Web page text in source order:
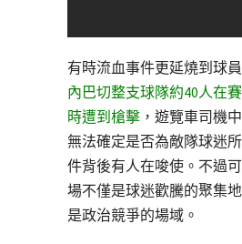
有時流血事件更延燒到球
內巴切整支球隊約40人在
時遭到槍擊 ，遊覽車司機
無法確定是否為敵隊球迷
件背後有人在唆使。不過
場不僅是球迷歡騰的聚集
是政治競爭的場域。